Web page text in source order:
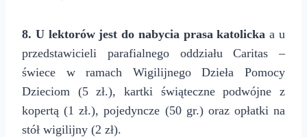
8. U lektorów jest do nabycia prasa katolickaa u
przedstawicieli parafialnego oddziału Caritas –
świece w ramach Wigilijnego Dzieła Pomocy
Dzieciom (5 zł.), kartki świąteczne podwójne z
kopertą (1 zł.), pojedyncze (50 gr.) oraz opłatki na
stół wigilijny (2 zł).